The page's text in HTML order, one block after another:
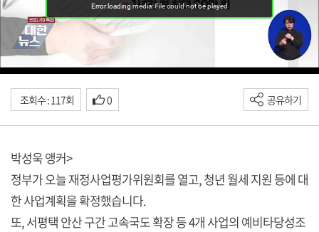
조회수 : 117회 0 공유하기
박성욱 앵커>
정부가 오늘 재정사업평가위원회를 열고, 청년 월세 지원 등에 대
한 사업계획을 확정했습니다.
또, 서평택 안산 구간 고속국도 확장 등 4개 사업의 예비타당성조